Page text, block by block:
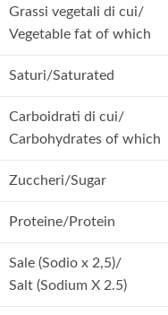
Grassi vegetali di cui/
Vegetable fat of which
Saturi/Saturated
Carboidrati di cui/
Carbohydrates of which
Zuccheri/Sugar
Proteine/Protein
Sale (Sodio x 2,5)/
Salt (Sodium X 2.5)